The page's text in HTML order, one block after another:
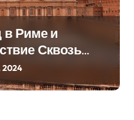
в Риме и
Сквозь
2024